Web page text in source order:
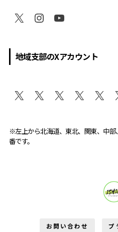
地域支部のXアカウント
※左上から北海道、東北、関東、中
番です。
お問い合わせ プ